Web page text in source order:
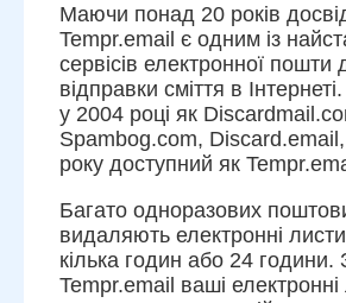
Маючи понад 20 років
Tempr.email є одним із
сервісів електронної пошти
відправки сміття в
у 2004 році як
Spambog.com,
року доступний як
Багато одноразових
видаляють електронні
кілька годин або 24 години.
Tempr.email ваші електронні